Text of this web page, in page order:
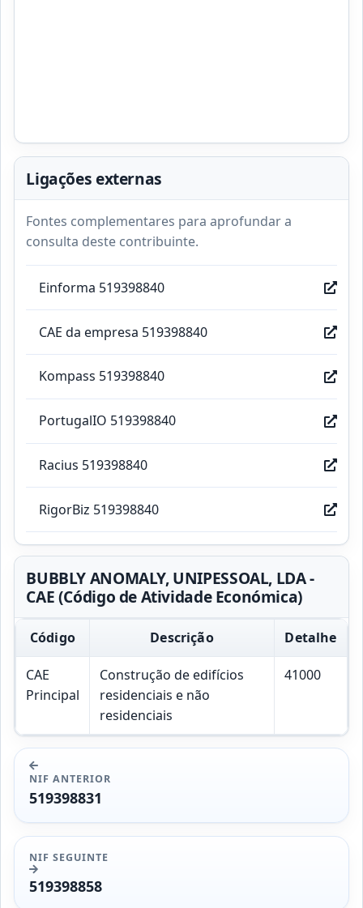
Ligações externas
Fontes complementares para aprofundar a
consulta deste contribuinte.
Einforma 519398840
CAE da empresa 519398840
Kompass 519398840
PortugalIO 519398840
Racius 519398840
RigorBiz 519398840
BUBBLY ANOMALY, UNIPESSOAL, LDA -
CAE (Código de Atividade Económica)
Código Descrição Detalhe
CAE
Principal
Construção de edifícios
residenciais e não
residenciais
41000
NIF ANTERIOR
519398831
NIF SEGUINTE
519398858